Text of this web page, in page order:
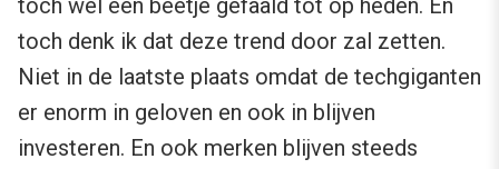
toch wel een beetje gefaald tot op heden. En
toch denk ik dat deze trend door zal zetten.
Niet in de laatste plaats omdat de techgiganten
er enorm in geloven en ook in blijven
investeren. En ook merken blijven steeds